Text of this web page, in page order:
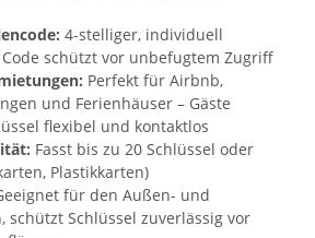
4-stelliger, individuell
schützt vor unbefugtem Zugriff
Perfekt für Airbnb,
und Ferienhäuser – Gäste
flexibel und kontaktlos
Fasst bis zu 20 Schlüssel oder
Plastikkarten)
für den Außen- und
schützt Schlüssel zuverlässig vor